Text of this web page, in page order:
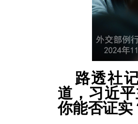
路透社
道，习近
你能否证实